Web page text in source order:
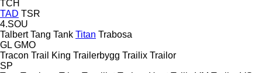
TCH
TAD TSR
4.SOU
Talbert Tang Tank Titan Trabosa
GL GMO
Tracon Trail King Trailerbygg Trailix Trailor
SP